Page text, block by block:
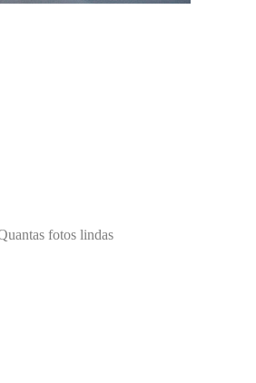
fotos lindas